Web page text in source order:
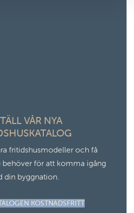
VÅR NYA
fritidshusmodeller och få
för att komma igång
din byggnation.
KOSTNADSFRITT